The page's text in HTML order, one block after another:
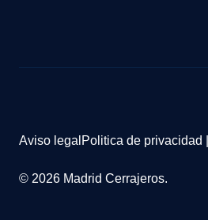
© 2026 Madrid Cerrajeros.
Aviso legal Politica de privacidad